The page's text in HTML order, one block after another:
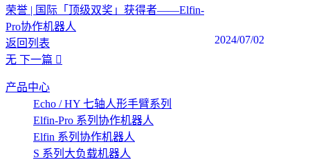
荣誉 | 国际「顶级双奖」获得者——Elfin-
Pro协作机器人
2024/07/02
返回列表
无 下一篇
产品中心
Echo / HY 七轴人形手臂系列
Elfin-Pro 系列协作机器人
Elfin 系列协作机器人
S 系列大负载机器人